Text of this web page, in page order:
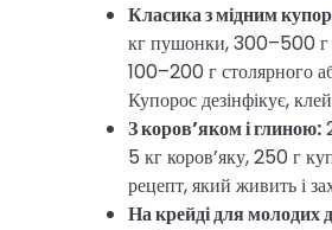
Класика з мідним
кг пушонки, 300–500 г
100–200 г столярного
Купорос дезінфікує,
З коров’яком і глиною:
5 кг коров’яку, 250 г
рецепт, який живить і
На крейді для молодих